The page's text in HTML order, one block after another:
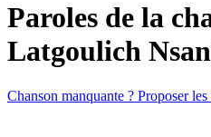
Paroles de la
Latgoulich
Chanson manquante ? Proposer les